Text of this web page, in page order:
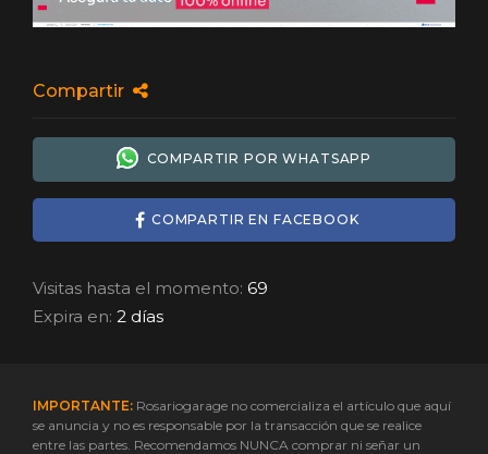
Compartir
COMPARTIR POR WHATSAPP
COMPARTIR EN FACEBOOK
Visitas hasta el momento: 69
Expira en: 2 días
IMPORTANTE: Rosariogarage no comercializa el artículo que aquí
se anuncia y no es responsable por la transacción que se realice
entre las partes. Recomendamos NUNCA comprar ni señar un